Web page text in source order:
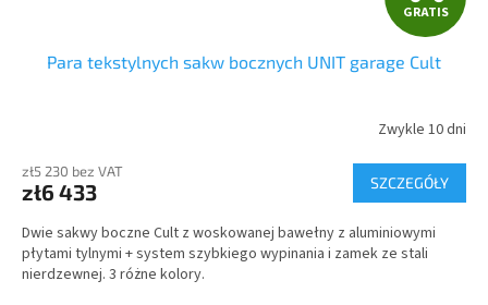
R
T
I
S
GRATIS
Para tekstylnych sakw bocznych UNIT garage Cult
Zwykle 10 dni
zł5 230 bez VAT
zł6 433 SZCZEGÓŁY
Dwie sakwy boczne Cult z woskowanej bawełny z aluminiowymi
płytami tylnymi + system szybkiego wypinania i zamek ze stali
nierdzewnej. 3 różne kolory.